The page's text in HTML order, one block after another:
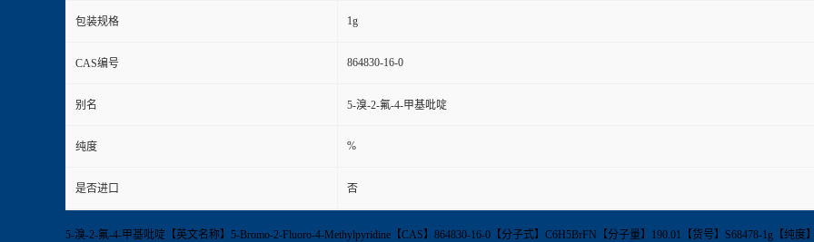
包装规格 1g
CAS编号 864830-16-0
别名 5-溴-2-氟-4-甲基吡啶
纯度 %
是否进口 否
5-溴-2-氟-4-甲基吡啶【英文名称】5-Bromo-2-Fluoro-4-Methylpyridine【CAS】864830-16-0【分子式】C6H5BrFN【分子量】190.01【货号】S68478-1g【纯